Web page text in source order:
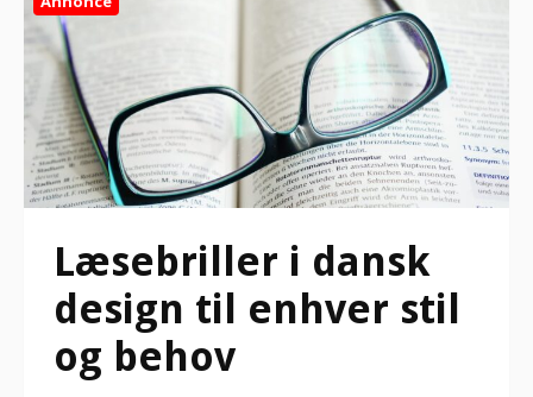
Læsebriller i dansk
design til enhver stil
og behov